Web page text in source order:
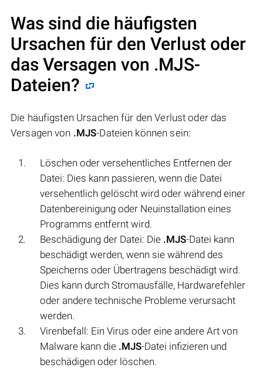
Was sind die häufigsten
Ursachen für den Verlust oder
das Versagen von .MJS-
Dateien?
Die häufigsten Ursachen für den Verlust oder das
Versagen von .MJS-Dateien können sein:
Löschen oder versehentliches Entfernen der
Datei: Dies kann passieren, wenn die Datei
versehentlich gelöscht wird oder während einer
Datenbereinigung oder Neuinstallation eines
Programms entfernt wird.
Beschädigung der Datei: Die .MJS-Datei kann
beschädigt werden, wenn sie während des
Speicherns oder Übertragens beschädigt wird.
Dies kann durch Stromausfälle, Hardwarefehler
oder andere technische Probleme verursacht
werden.
Virenbefall: Ein Virus oder eine andere Art von
Malware kann die .MJS-Datei infizieren und
beschädigen oder löschen.